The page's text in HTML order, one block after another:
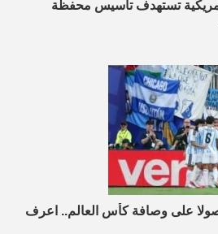
تستهدف تأسيس محفظة
حصولا على وصافة كأس العالم.. اعرف